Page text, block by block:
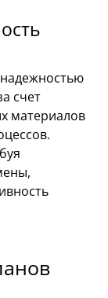
надежностью
счет
материалов